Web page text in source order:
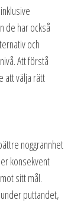
de har också
och
Att förstå
att välja rätt
noggrannhet
konsekvent
sitt mål.
puttandet,